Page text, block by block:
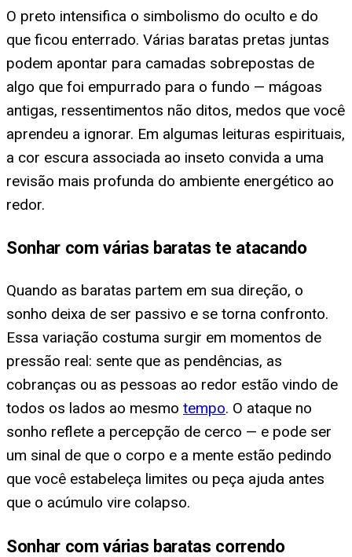
O preto intensifica o simbolismo do oculto e do
que ficou enterrado. Várias baratas pretas juntas
podem apontar para camadas sobrepostas de
algo que foi empurrado para o fundo — mágoas
antigas, ressentimentos não ditos, medos que você
aprendeu a ignorar. Em algumas leituras espirituais,
a cor escura associada ao inseto convida a uma
revisão mais profunda do ambiente energético ao
redor.
Sonhar com várias baratas te atacando
Quando as baratas partem em sua direção, o
sonho deixa de ser passivo e se torna confronto.
Essa variação costuma surgir em momentos de
pressão real: sente que as pendências, as
cobranças ou as pessoas ao redor estão vindo de
todos os lados ao mesmo tempo. O ataque no
sonho reflete a percepção de cerco — e pode ser
um sinal de que o corpo e a mente estão pedindo
que você estabeleça limites ou peça ajuda antes
que o acúmulo vire colapso.
Sonhar com várias baratas correndo